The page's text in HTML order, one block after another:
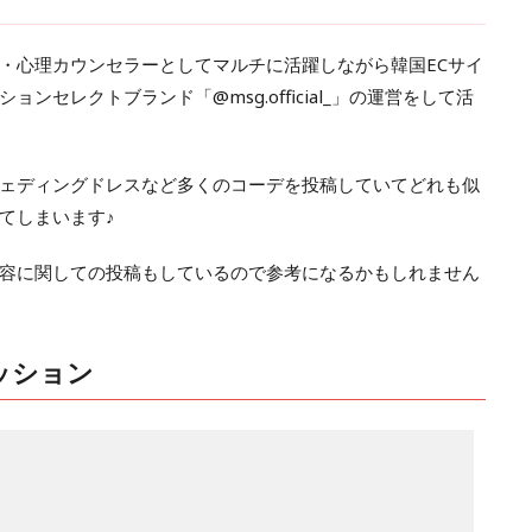
心理カウンセラーとしてマルチに活躍しながら韓国ECサイ
ョンセレクトブランド「@msg.official_ 」の運営をして活
ディングドレスなど多くのコーデを投稿していてどれも似
しまいます♪
に関しての投稿もしているので参考になるかもしれません
ション